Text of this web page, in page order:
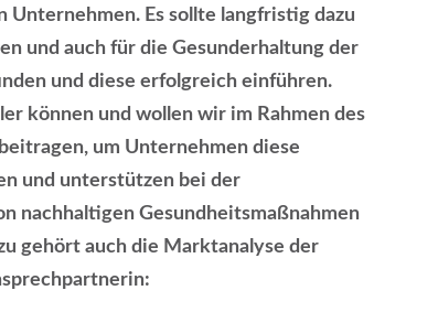
Unternehmen. Es sollte langfristig dazu
und auch für die Gesunderhaltung der
und diese erfolgreich einführen.
können und wollen wir im Rahmen des
um Unternehmen diese
und unterstützen bei der
nachhaltigen Gesundheitsmaßnahmen
gehört auch die Marktanalyse der